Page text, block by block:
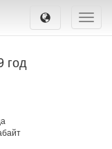
Toggle
год